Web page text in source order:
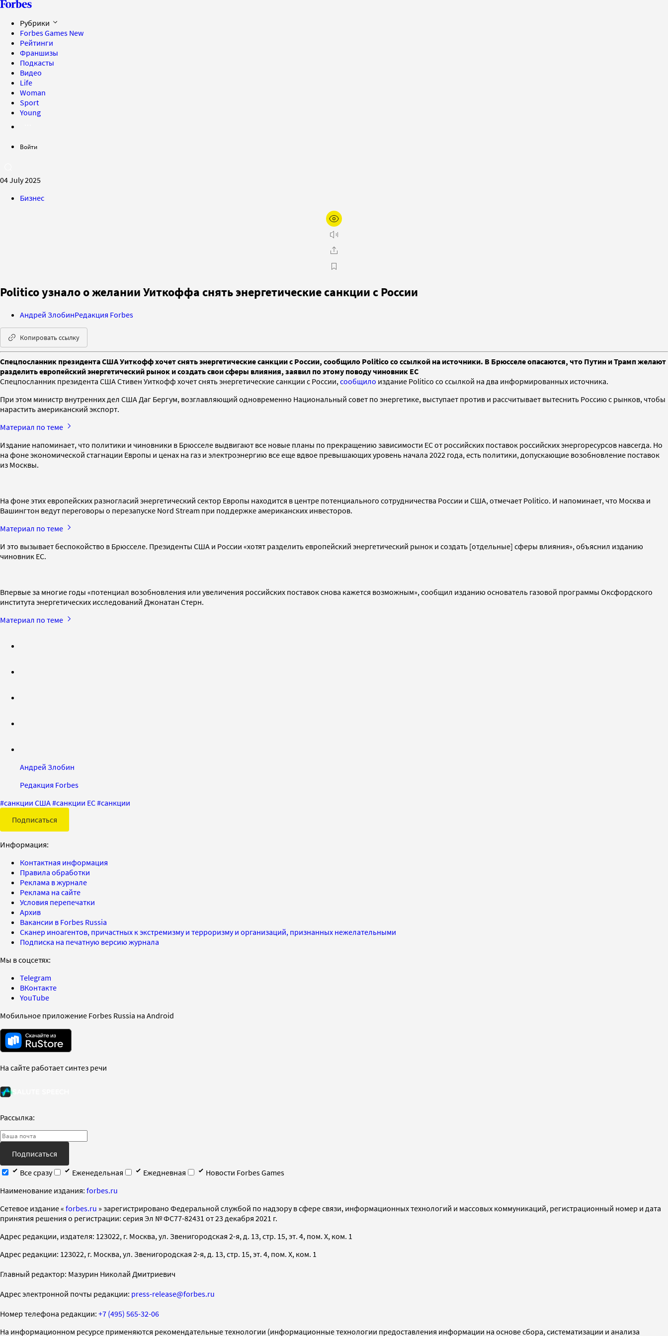
Рубрики
Forbes Games New
Рейтинги
Франшизы
Подкасты
Видео
Life
Woman
Sport
Young
Войти
04 July 2025
Бизнес
Politico узнало о желании Уиткоффа снять энергетические санкции с России
Андрей ЗлобинРедакция Forbes
Копировать ссылку
Cпецпосланник президента США Уиткофф хочет снять энергетические санкции с России, сообщило Politico со ссылкой на источники. В Брюсселе опасаются, что Путин и Трамп желают
разделить европейский энергетический рынок и создать свои сферы влияния, заявил по этому поводу чиновник ЕС
Cпецпосланник президента США Стивен Уиткофф хочет снять энергетические санкции с России, сообщило издание Politico со ссылкой на два информированных источника.
При этом министр внутренних дел США Даг Бергум, возглавляющий одновременно Национальный совет по энергетике, выступает против и рассчитывает вытеснить Россию с рынков, чтобы
нарастить американский экспорт.
Материал по теме
Издание напоминает, что политики и чиновники в Брюсселе выдвигают все новые планы по прекращению зависимости ЕС от российских поставок российских энергоресурсов навсегда. Но
на фоне экономической стагнации Европы и ценах на газ и электроэнергию все еще вдвое превышающих уровень начала 2022 года, есть политики, допускающие возобновление поставок
из Москвы.
На фоне этих европейских разногласий энергетический сектор Европы находится в центре потенциального сотрудничества России и США, отмечает Politico. И напоминает, что Москва и
Вашингтон ведут переговоры о перезапуске Nord Stream при поддержке американских инвесторов.
Материал по теме
И это вызывает беспокойство в Брюсселе. Президенты США и России «хотят разделить европейский энергетический рынок и создать [отдельные] сферы влияния», объяснил изданию
чиновник ЕС.
Впервые за многие годы «потенциал возобновления или увеличения российских поставок снова кажется возможным», сообщил изданию основатель газовой программы Оксфордского
института энергетических исследований Джонатан Стерн.
Материал по теме
Андрей Злобин
Редакция Forbes
#санкции США#санкции ЕС#санкции
Подписаться
Информация:
Контактная информация
Правила обработки
Реклама в журнале
Реклама на сайте
Условия перепечатки
Архив
Вакансии в Forbes Russia
Сканер иноагентов, причастных к экстремизму и терроризму и организаций, признанных нежелательными
Подписка на печатную версию журнала
Мы в соцсетях:
Telegram
ВКонтакте
YouTube
Мобильное приложение Forbes Russia на Android
На сайте работает синтез речи
Рассылка:
Подписаться
Все сразу
Еженедельная Ежедневная
Новости Forbes Games
Наименование издания: forbes.ru
Cетевое издание « forbes.ru » зарегистрировано Федеральной службой по надзору в сфере связи, информационных технологий и массовых коммуникаций, регистрационный номер и дата
принятия решения о регистрации: серия Эл № ФС77-82431 от 23 декабря 2021 г.
Адрес редакции, издателя: 123022, г. Москва, ул. Звенигородская 2-я, д. 13, стр. 15, эт. 4, пом. X, ком. 1
Адрес редакции: 123022, г. Москва, ул. Звенигородская 2-я, д. 13, стр. 15, эт. 4, пом. X, ком. 1
Главный редактор: Мазурин Николай Дмитриевич
Адрес электронной почты редакции: press-release@forbes.ru
Номер телефона редакции: +7 (495) 565-32-06
На информационном ресурсе применяются рекомендательные технологии (информационные технологии предоставления информации на основе сбора, систематизации и анализа